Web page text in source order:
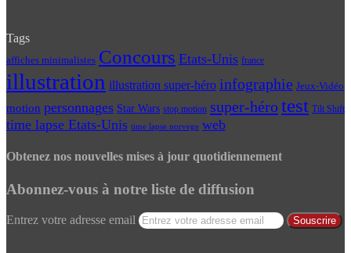
Tags
affiches minimalistes Concours Etats-Unis france
illustration illustration super-héro infographie Jeux-Vidéo
motion personnages Star Wars stop motion super-hérotest Tilt Shift
time lapse Etats-Unis time lapse norvege web
Obtenez nos nouvelles mises à jour quotidiennement
Abonnez-vous à notre liste de diffusion
Entrez votre adresse email